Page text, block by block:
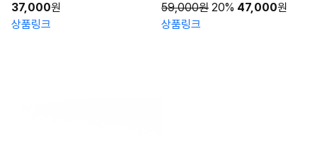
37,000원
상품링크
59,000원 20% 47,000원
상품링크